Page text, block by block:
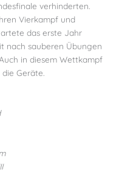
verhinderten.
Vierkampf und
das erste Jahr
nach sauberen Übungen
in diesem Wettkampf
Geräte.